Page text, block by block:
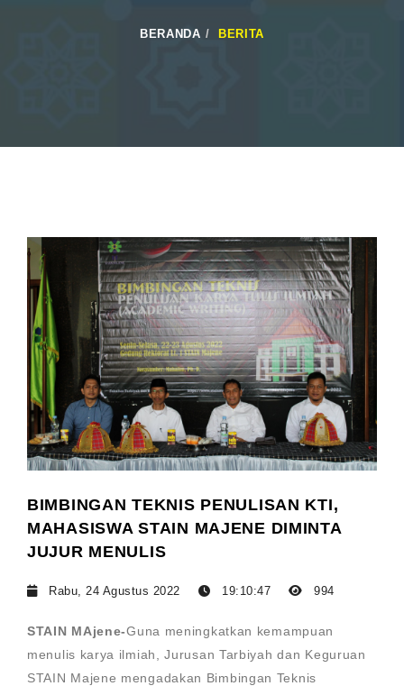
BERANDA BERITA
BIMBINGAN TEKNIS PENULISAN KTI,
MAHASISWA STAIN MAJENE DIMINTA
JUJUR MENULIS
Rabu, 24 Agustus 2022 19:10:47 994
STAIN MAjene-Guna meningkatkan kemampuan
menulis karya ilmiah, Jurusan Tarbiyah dan Keguruan
STAIN Majene mengadakan Bimbingan Teknis